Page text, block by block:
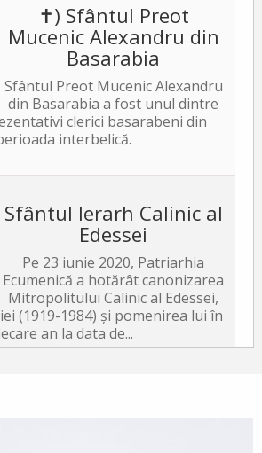
✝) Sfântul Preot
Mucenic Alexandru din
Basarabia
Sfântul Preot Mucenic Alexandru
din Basarabia a fost unul dintre
clerici basarabeni din
interbelică.
Sfântul Ierarh Calinic al
Edessei
Pe 23 iunie 2020, Patriarhia
Ecumenică a hotărât canonizarea
Mitropolitului Calinic al Edessei,
(1919-1984) și pomenirea lui în
an la data de...